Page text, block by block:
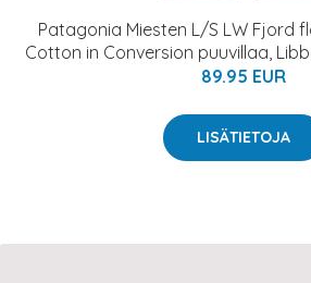
Patagonia Miesten L/S LW Fjord
Cotton in Conversion puuvillaa,
89.95 EUR
LISÄTIETOJA